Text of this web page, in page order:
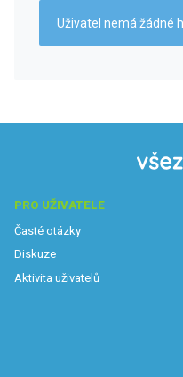
Uživatel nemá žádné
PRO UŽIVATELE
Časté otázky
Diskuze
Aktivita uživatelů